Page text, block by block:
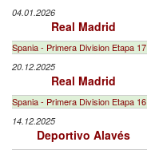
04.01.2026
Real Madrid
Spania - Primera Division Etapa 17
20.12.2025
Real Madrid
Spania - Primera Division Etapa 16
14.12.2025
Deportivo Alavés